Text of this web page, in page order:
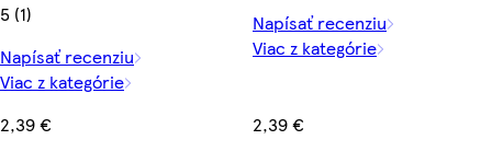
5 (1)
Napísať recenziu
Viac z kategórie
2,39 €
Napísať recenziu
Viac z kategórie
2,39 €